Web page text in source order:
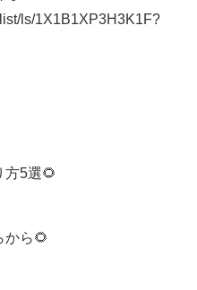
ls/1X1B1XP3H3K1F?
方5選🌻
から🌻